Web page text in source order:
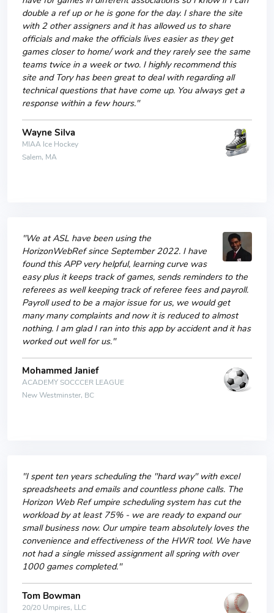
double a ref up or he is gone for the day. I share the site
with 2 other assigners and it has allowed us to share
officials and make the officials lives easier as they get
games closer to home/ work and they rarely see the same
teams twice in a week or two. I highly recommend this
site and Tory has been great to deal with regarding all
technical questions that have come up. You always get a
response within a few hours."
Wayne Silva
MIAA Ice Hockey
Salem, MA
"We at ASL have been using the
HorizonWebRef since September 2022. I have
found this APP very helpful, learning curve was
easy plus it keeps track of games, sends reminders to the
referees as well keeping track of referee fees and payroll.
Payroll used to be a major issue for us, we would get
many many complaints and now it is reduced to almost
nothing. I am glad I ran into this app by accident and it has
worked out well for us."
Mohammed Janief
ACADEMY SOCCCER LEAGUE
New Westminster, BC
"I spent ten years scheduling the "hard way" with excel
spreadsheets and emails and countless phone calls. The
Horizon Web Ref umpire scheduling system has cut the
workload by at least 75% - we are ready to expand our
small business now. Our umpire team absolutely loves the
convenience and effectiveness of the HWR tool. We have
not had a single missed assignment all spring with over
1000 games completed."
Tom Bowman
20/20 Umpires, LLC